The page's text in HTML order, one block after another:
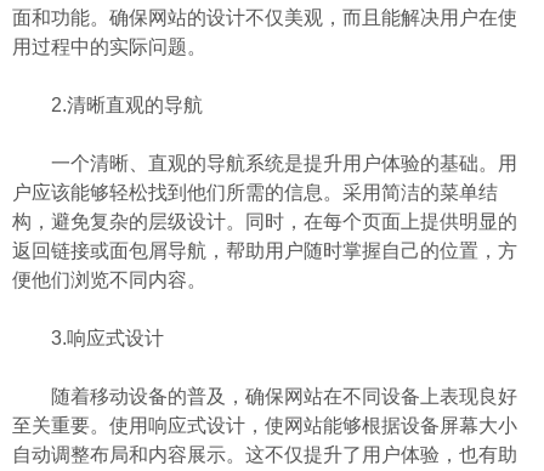
面和功能。确保网站的设计不仅美观，而且能解决用户在使
用过程中的实际问题。
2.清晰直观的导航
一个清晰、直观的导航系统是提升用户体验的基础。用
户应该能够轻松找到他们所需的信息。采用简洁的菜单结
构，避免复杂的层级设计。同时，在每个页面上提供明显的
返回链接或面包屑导航，帮助用户随时掌握自己的位置，方
便他们浏览不同内容。
3.响应式设计
随着移动设备的普及，确保网站在不同设备上表现良好
至关重要。使用响应式设计，使网站能够根据设备屏幕大小
自动调整布局和内容展示。这不仅提升了用户体验，也有助